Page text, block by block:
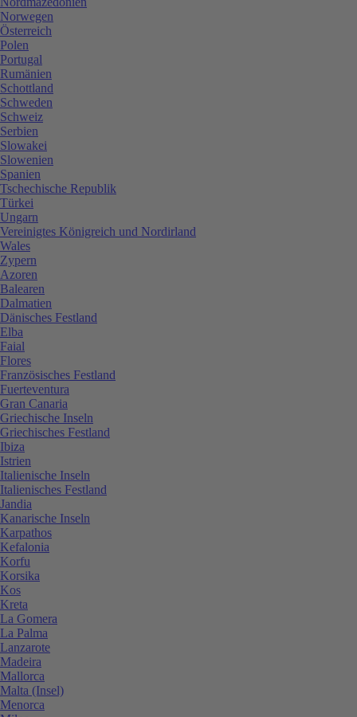
Norwegen
Österreich
Polen
Portugal
Rumänien
Schottland
Schweden
Schweiz
Serbien
Slowakei
Slowenien
Spanien
Tschechische Republik
Türkei
Ungarn
Vereinigtes Königreich und Nordirland
Wales
Zypern
Azoren
Balearen
Dalmatien
Dänisches Festland
Elba
Faial
Flores
Französisches Festland
Fuerteventura
Gran Canaria
Griechische Inseln
Griechisches Festland
Ibiza
Istrien
Italienische Inseln
Italienisches Festland
Jandia
Kanarische Inseln
Karpathos
Kefalonia
Korfu
Korsika
Kos
Kreta
La Gomera
La Palma
Lanzarote
Madeira
Mallorca
Malta (Insel)
Menorca